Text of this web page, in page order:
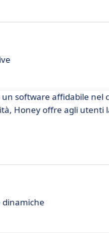
software affidabile nel
Honey offre agli utenti